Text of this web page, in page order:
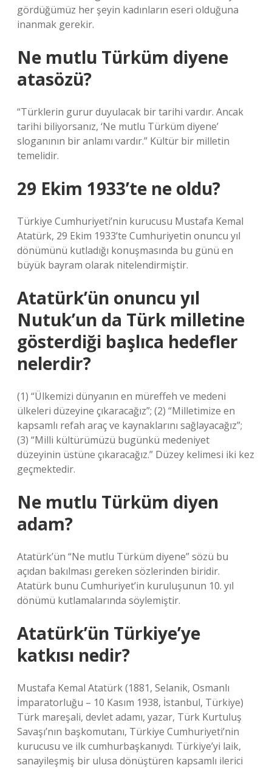
gördüğümüz her şeyin kadınların eseri olduğuna
inanmak gerekir.
Ne mutlu Türküm diyene
atasözü?
“Türklerin gurur duyulacak bir tarihi vardır. Ancak
tarihi biliyorsanız, ‘Ne mutlu Türküm diyene’
sloganının bir anlamı vardır.” Kültür bir milletin
temelidir.
29 Ekim 1933’te ne oldu?
Türkiye Cumhuriyeti’nin kurucusu Mustafa Kemal
Atatürk, 29 Ekim 1933’te Cumhuriyetin onuncu yıl
dönümünü kutladığı konuşmasında bu günü en
büyük bayram olarak nitelendirmiştir.
Atatürk’ün onuncu yıl
Nutuk’un da Türk milletine
gösterdiği başlıca hedefler
nelerdir?
(1) “Ülkemizi dünyanın en müreffeh ve medeni
ülkeleri düzeyine çıkaracağız”; (2) “Milletimize en
kapsamlı refah araç ve kaynaklarını sağlayacağız”;
(3) “Milli kültürümüzü bugünkü medeniyet
düzeyinin üstüne çıkaracağız.” Düzey kelimesi iki kez
geçmektedir.
Ne mutlu Türküm diyen
adam?
Atatürk’ün “Ne mutlu Türküm diyene” sözü bu
açıdan bakılması gereken sözlerinden biridir.
Atatürk bunu Cumhuriyet’in kuruluşunun 10. yıl
dönümü kutlamalarında söylemiştir.
Atatürk’ün Türkiye’ye
katkısı nedir?
Mustafa Kemal Atatürk (1881, Selanik, Osmanlı
İmparatorluğu – 10 Kasım 1938, İstanbul, Türkiye)
Türk mareşali, devlet adamı, yazar, Türk Kurtuluş
Savaşı’nın başkomutanı, Türkiye Cumhuriyeti’nin
kurucusu ve ilk cumhurbaşkanıydı. Türkiye’yi laik,
sanayileşmiş bir ulusa dönüştüren kapsamlı ilerici